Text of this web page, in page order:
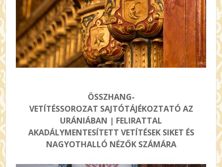
ÖSSZHANG-
VETÍTÉSSOROZAT SAJTÓTÁJÉKOZTATÓ AZ
URÁNIÁBAN | FELIRATTAL
AKADÁLYMENTESÍTETT VETÍTÉSEK SIKET ÉS
NAGYOTHALLÓ NÉZŐK SZÁMÁRA